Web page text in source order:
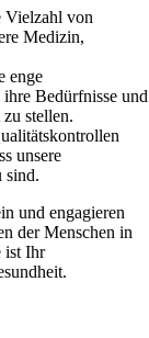
Vielzahl von
Medizin,
enge
Bedürfnisse und
stellen.
unsere
sind.
und engagieren
der Menschen in
ist Ihr